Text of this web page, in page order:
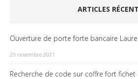
ARTICLES
Ouverture de porte forte bancaire
29 novembre 2021
Recherche de code sur coffre fort